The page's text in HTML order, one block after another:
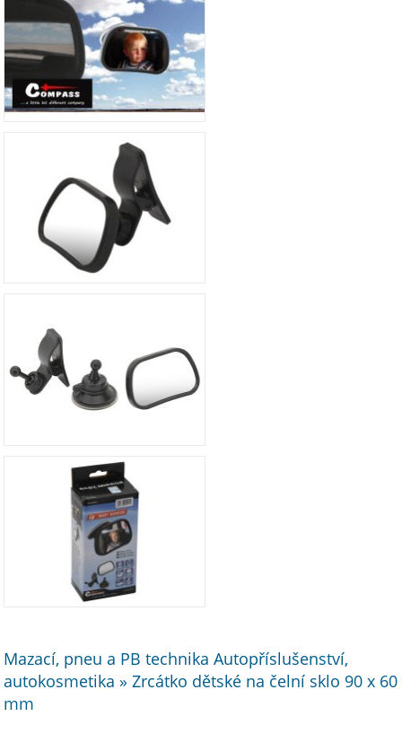
Mazací, pneu a PB technika Autopříslušenství,
autokosmetika » Zrcátko dětské na čelní sklo 90 x 60
mm